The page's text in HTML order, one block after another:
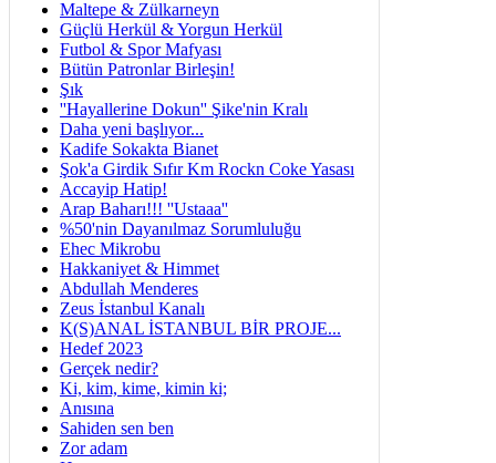
Maltepe & Zülkarneyn
Güçlü Herkül & Yorgun Herkül
Futbol & Spor Mafyası
Bütün Patronlar Birleşin!
Şık
''Hayallerine Dokun'' Şike'nin Kralı
Daha yeni başlıyor...
Kadife Sokakta Bianet
Şok'a Girdik Sıfır Km Rockn Coke Yasası
Accayip Hatip!
Arap Baharı!!! ''Ustaaa''
%50'nin Dayanılmaz Sorumluluğu
Ehec Mikrobu
Hakkaniyet & Himmet
Abdullah Menderes
Zeus İstanbul Kanalı
K(S)ANAL İSTANBUL BİR PROJE...
Hedef 2023
Gerçek nedir?
Ki, kim, kime, kimin ki;
Anısına
Sahiden sen ben
Zor adam